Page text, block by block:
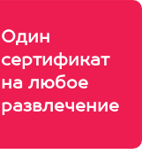
Один
сертификат
на любое
развлечение